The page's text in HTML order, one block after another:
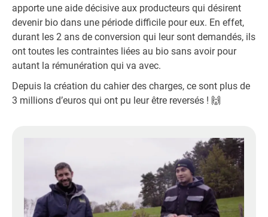
apporte une aide décisive aux producteurs qui désirent
devenir bio dans une période difficile pour eux. En effet,
durant les 2 ans de conversion qui leur sont demandés, ils
ont toutes les contraintes liées au bio sans avoir pour
autant la rémunération qui va avec.
Depuis la création du cahier des charges, ce sont plus de
3 millions d’euros qui ont pu leur être reversés ! 🙌